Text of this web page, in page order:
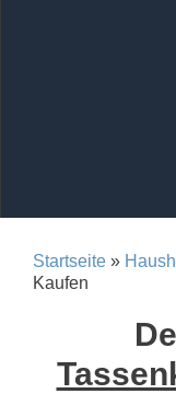
Startseite »
Kaufen